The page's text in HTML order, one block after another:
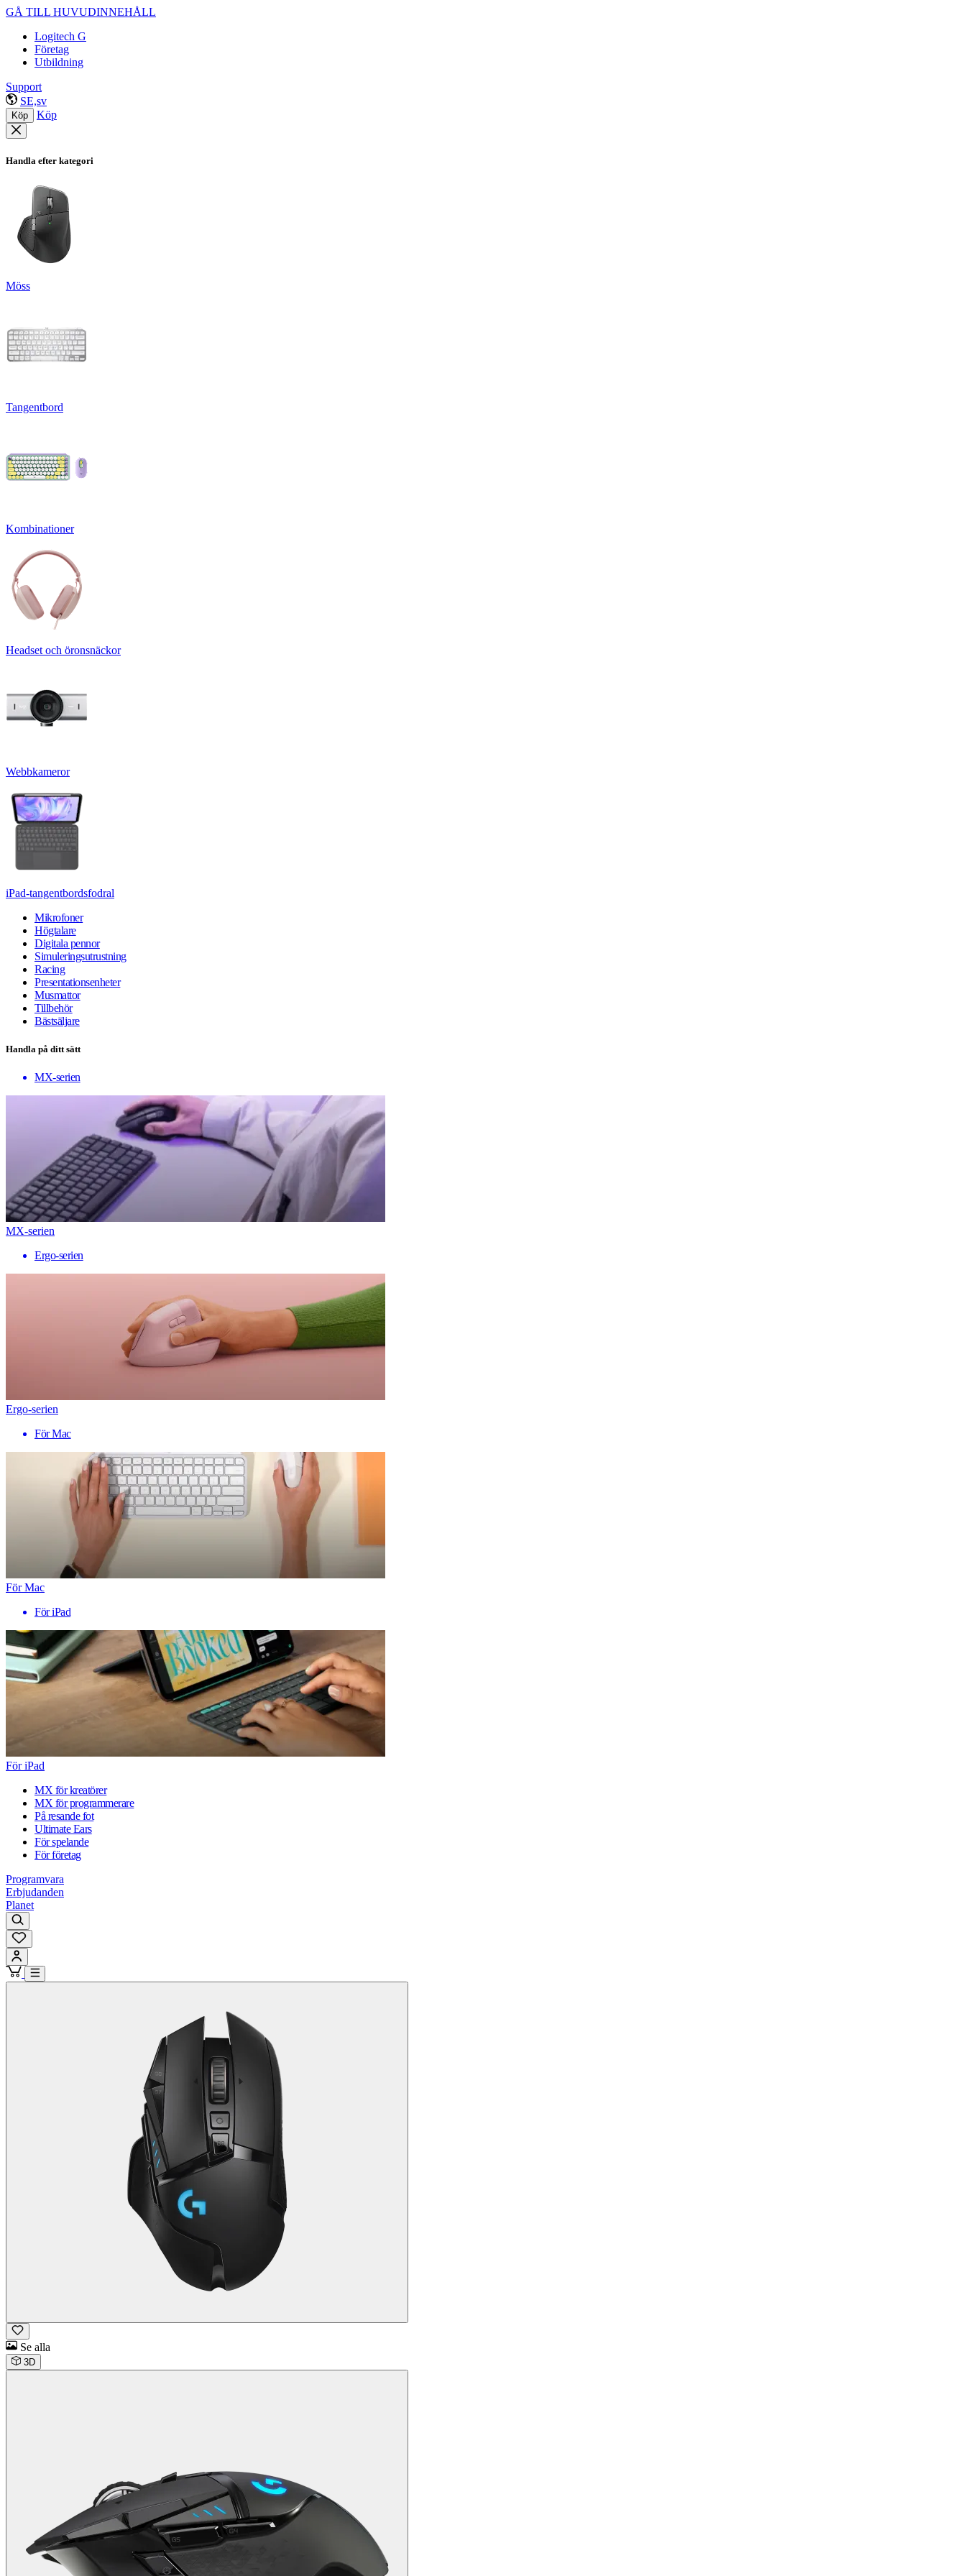
GÅ TILL HUVUDINNEHÅLL
Logitech G
Företag
Utbildning
Support
SE,sv
Köp Köp
Handla efter kategori
Möss
Tangentbord
Kombinationer
Headset och öronsnäckor
Webbkameror
iPad-tangentbordsfodral
Mikrofoner
Högtalare
Digitala pennor
Simuleringsutrustning
Racing
Presentationsenheter
Musmattor
Tillbehör
Bästsäljare
Handla på ditt sätt
MX-serien
MX-serien
Ergo-serien
Ergo-serien
För Mac
För Mac
För iPad
För iPad
MX för kreatörer
MX för programmerare
På resande fot
Ultimate Ears
För spelande
För företag
Programvara
Erbjudanden
Planet
Se alla
3D